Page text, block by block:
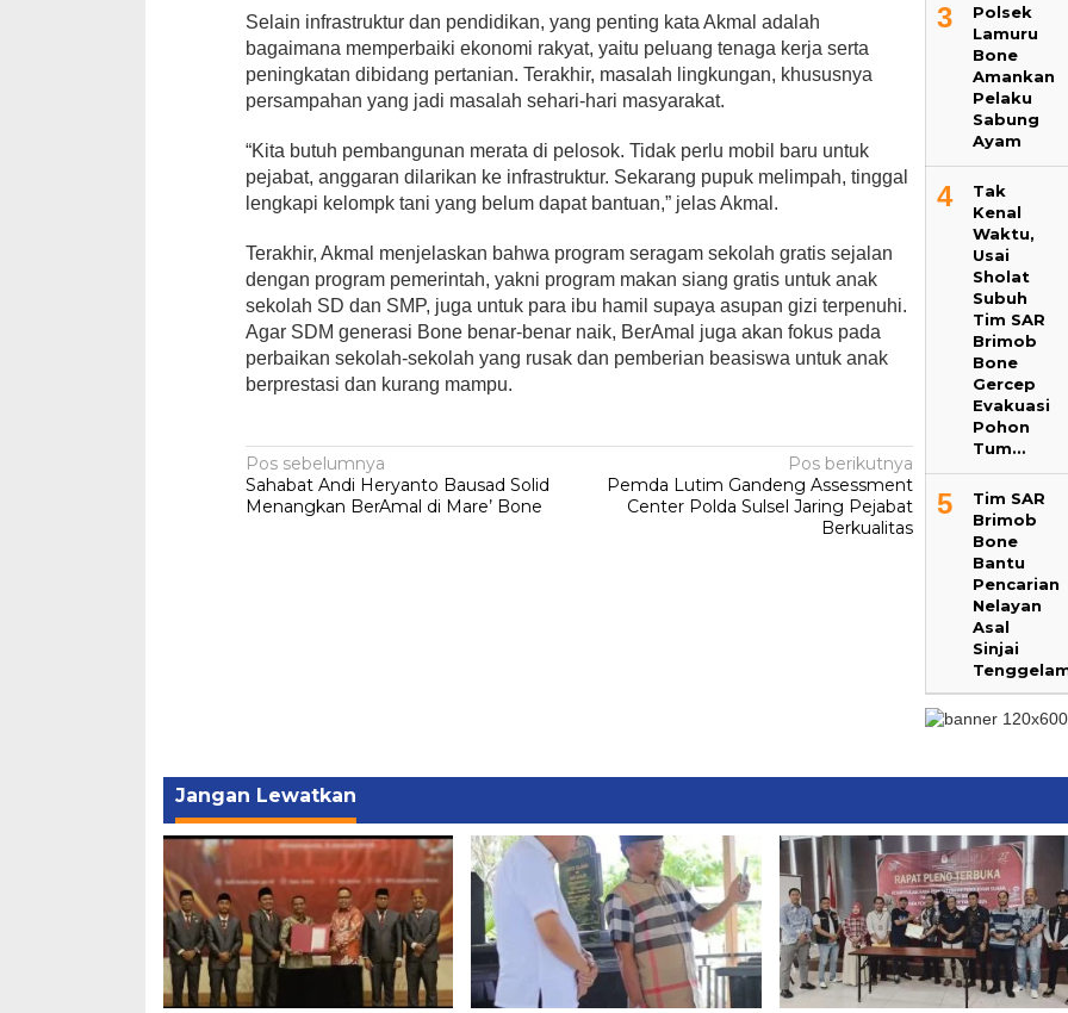
Selain infrastruktur dan pendidikan, yang penting kata Akmal adalah
bagaimana memperbaiki ekonomi rakyat, yaitu peluang tenaga kerja serta
peningkatan dibidang pertanian. Terakhir, masalah lingkungan, khususnya
persampahan yang jadi masalah sehari-hari masyarakat.
“Kita butuh pembangunan merata di pelosok. Tidak perlu mobil baru untuk
pejabat, anggaran dilarikan ke infrastruktur. Sekarang pupuk melimpah, tinggal
lengkapi kelompk tani yang belum dapat bantuan,” jelas Akmal.
Terakhir, Akmal menjelaskan bahwa program seragam sekolah gratis sejalan
dengan program pemerintah, yakni program makan siang gratis untuk anak
sekolah SD dan SMP, juga untuk para ibu hamil supaya asupan gizi terpenuhi.
Agar SDM generasi Bone benar-benar naik, BerAmal juga akan fokus pada
perbaikan sekolah-sekolah yang rusak dan pemberian beasiswa untuk anak
berprestasi dan kurang mampu.
Navigasi
pos
Pos sebelumnya
Sahabat Andi Heryanto Bausad Solid
Menangkan BerAmal di Mare’ Bone
Pos berikutnya
Pemda Lutim Gandeng Assessment
Center Polda Sulsel Jaring Pejabat
Berkualitas
3
Polsek
Lamuru
Bone
Amankan
Pelaku
Sabung
Ayam
4
Tak
Kenal
Waktu,
Usai
Sholat
Subuh
Tim SAR
Brimob
Bone
Gercep
Evakuasi
Pohon
Tum…
5
Tim SAR
Brimob
Bone
Bantu
Pencarian
Nelayan
Asal
Sinjai
Jangan Lewatkan